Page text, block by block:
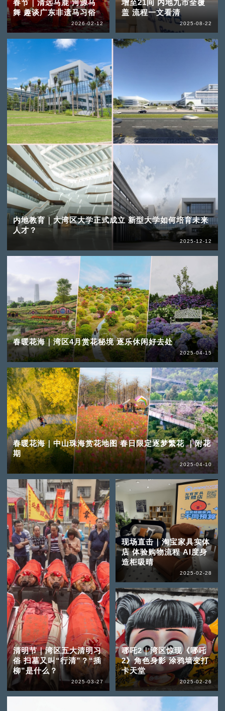
春节｜清远马鹿 河源马
舞 趣谈广东非遗马习俗
2026-02-12
内地教育｜大湾区大学正式成立 新型大学如何培育未来
人才？
2025-12-12
增至21间 内地九市全覆
盖 流程一文看清
2025-08-22
春暖花海｜湾区4月赏花秘境 逐乐休闲好去处
2025-04-15
春暖花海｜中山珠海赏花地图 春日限定逐梦繁花 ｜附花
期
2025-04-10
清明节｜湾区五大清明习
俗 扫墓又叫“行清”？“插
柳”是什么？
2025-03-27
现场直击｜淘宝家具实体
店 体验购物流程 AI度身
造柜吸晴
2025-02-28
哪吒2｜湾区惊现《哪吒
2》角色身影 涂鸦墙变打
卡天堂
2025-02-26